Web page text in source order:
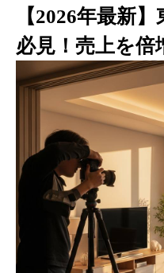
【2026年最新
必見！売上を倍
秘密